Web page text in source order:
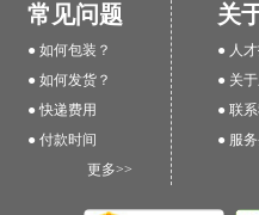
常见问题
● 如何包装？
● 如何发货？
● 快递费用
● 付款时间
更多>>
关
● 人
● 关
● 联
● 服